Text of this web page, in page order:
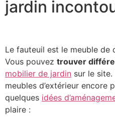
jardin
Le fauteuil est le meuble de
Vous pouvez trouver
mobilier de jardin sur le
meubles d’extérieur encore
quelques idées
plaire :